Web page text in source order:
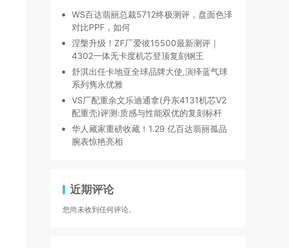
WS百达翡丽总裁5712终极测评，盘面色泽
对比PPF，如何
涅槃升级！ZF厂爱彼15500最新测评｜
4302一体无卡度机芯登顶复刻钢王
舒淇出任卡地亚全球品牌大使,演绎蓝气球
系列隽永优雅
VS厂配重余文乐迪通拿(丹东4131机芯V2
配重壳)评测:质感与性能双优的复刻标杆
华人藏家重磅收藏！1.29 亿百达翡丽孤品
腕表惊艳亮相
近期评论
您尚未收到任何评论。